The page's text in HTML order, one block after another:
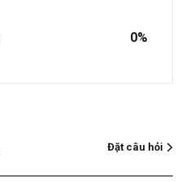
0%
Đặt câu hỏi